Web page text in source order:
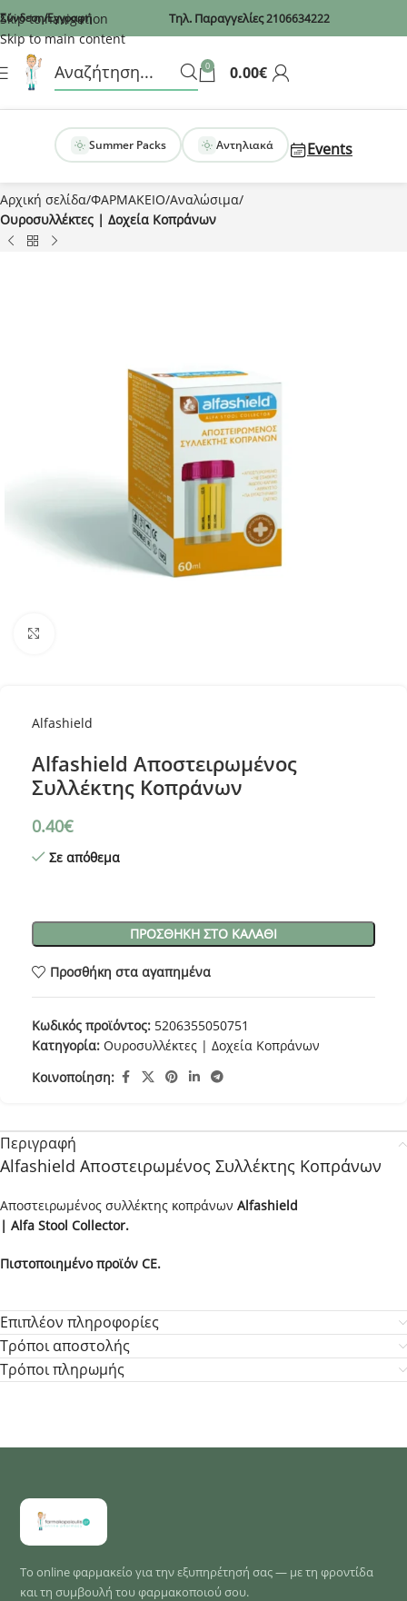
Recaptcha
Skip to navigation
Skip to main content
Σύνδεση/Εγγραφή Τηλ. Παραγγελίες2106634222
0 0.00€
Summer Packs Αντηλιακά Events
Αρχική σελίδα ΦΑΡΜΑΚΕΙΟ Αναλώσιμα
Ουροσυλλέκτες | Δοχεία Κοπράνων
Alfashield
Alfashield Αποστειρωμένος
Συλλέκτης Κοπράνων
0.40€
Σε απόθεμα
ΠΡΟΣΘΉΚΗ ΣΤΟ ΚΑΛΆΘΙ
Προσθήκη στα αγαπημένα
Κωδικός προϊόντος: 5206355050751
Κατηγορία: Ουροσυλλέκτες | Δοχεία Κοπράνων
Κοινοποίηση:
Περιγραφή
Alfashield Αποστειρωμένος Συλλέκτης Κοπράνων
Αποστειρωμένος συλλέκτης κοπράνων Alfashield
| Alfa Stool Collector.
Πιστοποιημένο προϊόν CE.
Επιπλέον πληροφορίες
Τρόποι αποστολής
Τρόποι πληρωμής
Το online φαρμακείο για την εξυπηρέτησή σας — με τη φροντίδα
και τη συμβουλή του φαρμακοποιού σου.